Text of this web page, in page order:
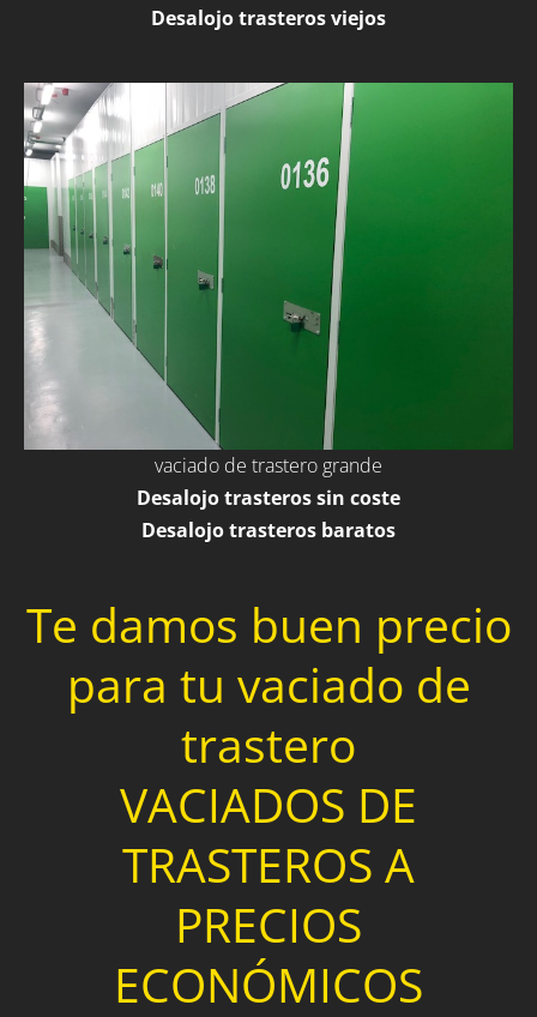
Desalojo trasteros viejos
vaciado de trastero grande
Desalojo trasteros sin coste
Desalojo trasteros baratos
Te damos buen precio
para tu vaciado de
trastero
VACIADOS DE
TRASTEROS A
PRECIOS
ECONÓMICOS